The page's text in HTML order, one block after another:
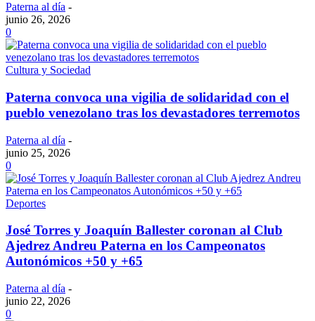
Paterna al día -
junio 26, 2026
0
Cultura y Sociedad
Paterna convoca una vigilia de solidaridad con el
pueblo venezolano tras los devastadores terremotos
Paterna al día -
junio 25, 2026
0
Deportes
José Torres y Joaquín Ballester coronan al Club
Ajedrez Andreu Paterna en los Campeonatos
Autonómicos +50 y +65
Paterna al día -
junio 22, 2026
0